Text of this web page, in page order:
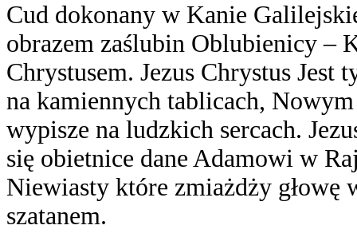
Cud dokonany w Kanie
obrazem zaślubin Oblubienicy –
Chrystusem. Jezus Chrystus Jest
na kamiennych tablicach,
wypisze na ludzkich sercach.
się obietnice dane Adamowi w
Niewiasty które zmiażdży głowę
szatanem.